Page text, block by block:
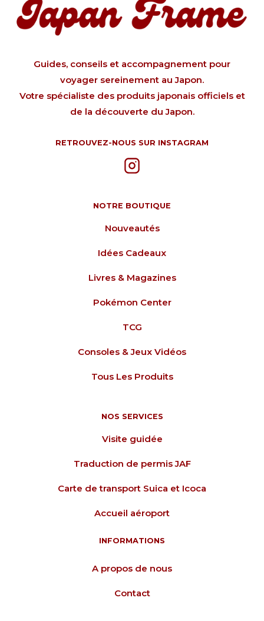
Guides, conseils et accompagnement pour
voyager sereinement au Japon.
Votre spécialiste des produits japonais officiels et
de la découverte du Japon.
RETROUVEZ-NOUS SUR INSTAGRAM
NOTRE BOUTIQUE
Nouveautés
Idées Cadeaux
Livres & Magazines
Pokémon Center
TCG
Consoles & Jeux Vidéos
Tous Les Produits
NOS SERVICES
Visite guidée
Traduction de permis JAF
Carte de transport Suica et Icoca
Accueil aéroport
INFORMATIONS
A propos de nous
Contact